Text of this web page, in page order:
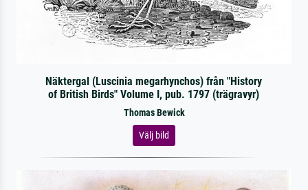
Näktergal (Luscinia megarhynchos) från "History
of British Birds" Volume I, pub. 1797 (trägravyr)
Thomas Bewick
Välj bild